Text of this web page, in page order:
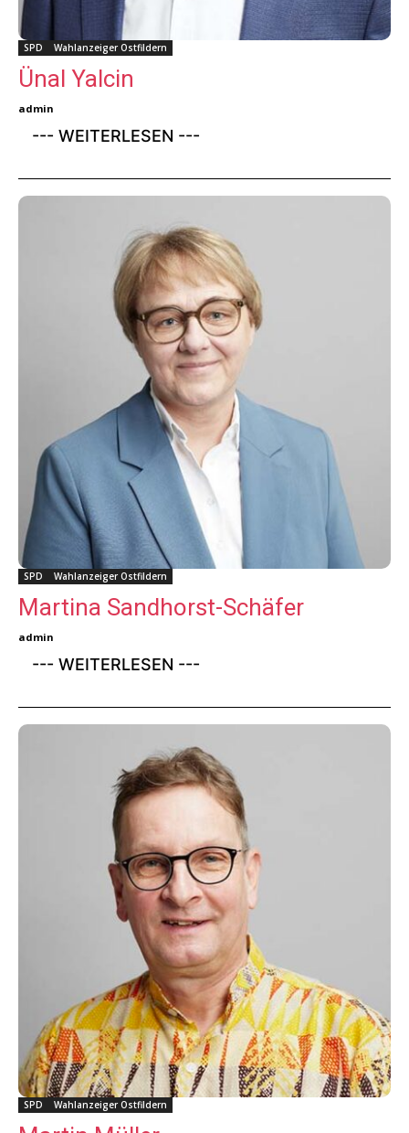
SPD Wahlanzeiger Ostfildern
Ünal Yalcin
admin
--- WEITERLESEN ---
SPD Wahlanzeiger Ostfildern
Martina Sandhorst-Schäfer
admin
--- WEITERLESEN ---
SPD Wahlanzeiger Ostfildern